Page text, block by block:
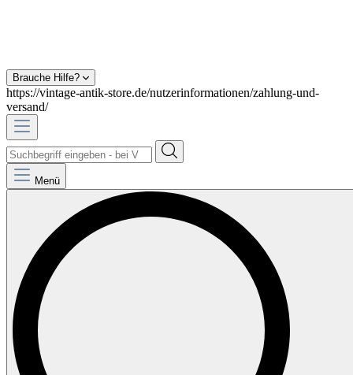
Brauche Hilfe?
https://vintage-antik-store.de/nutzerinformationen/zahlung-und-
versand/
Menü